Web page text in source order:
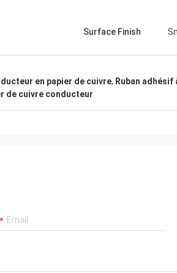
Surface Finish
en papier de cuivre, Ruban
de cuivre conducteur